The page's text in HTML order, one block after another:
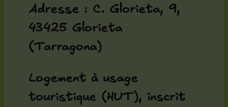
Adresse : C. Glorieta, 9,
43425 Glorieta
(Tarragona)
Logement à usage
touristique (HUT), inscrit